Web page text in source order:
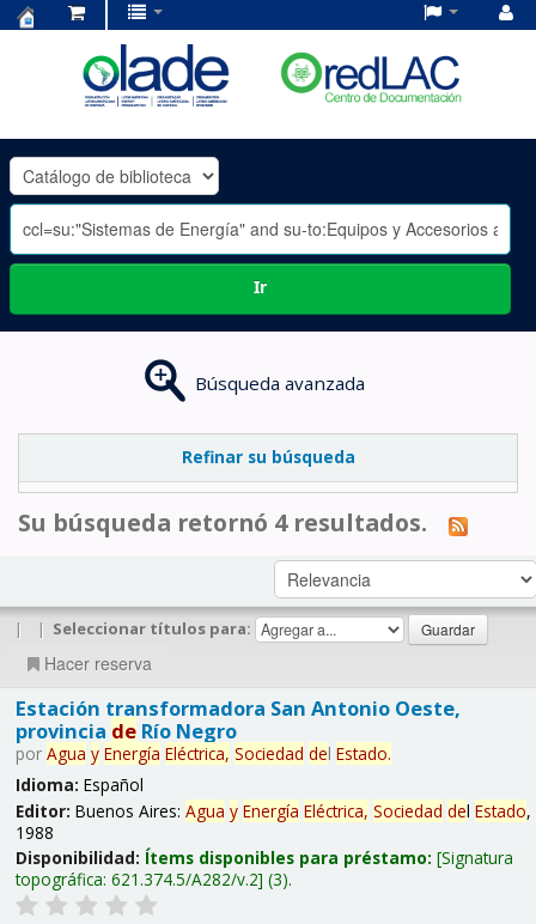
OLADE
-
Ir
Búsqueda avanzada
Refinar su búsqueda
Su búsqueda retornó 4 resultados.
| | Seleccionar títulos para:
Hacer reserva
Estación transformadora San Antonio Oeste,
provincia deRío Negro
por Agua y Energía Eléctrica, Sociedad del Estado.
Idioma: Español
Editor: Buenos Aires: Agua y Energía Eléctrica, Sociedad del Estado,
1988
Disponibilidad: Ítems disponibles para préstamo: Signatura
topográfica: 621.374.5/A282/v.2 (3).